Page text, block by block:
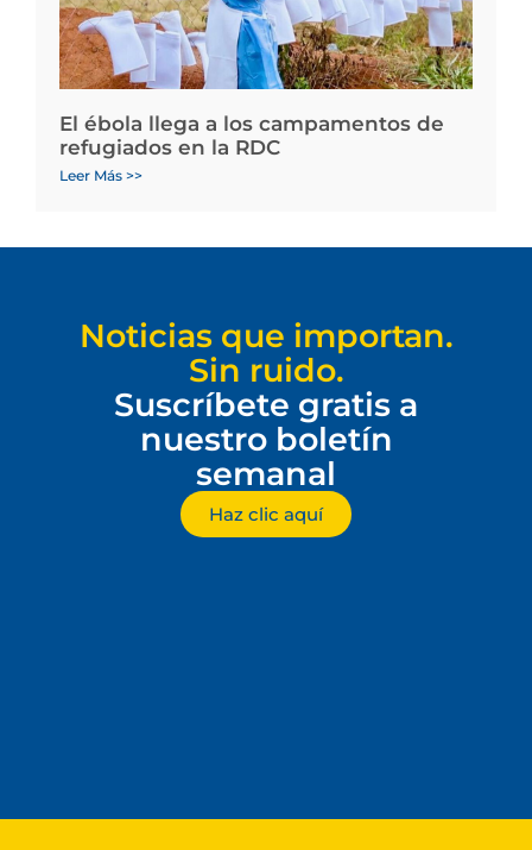
El ébola llega a los campamentos de
refugiados en la RDC
Leer Más >>
Noticias que importan.
Sin ruido.
Suscríbete gratis a
nuestro boletín
semanal
Haz clic aquí